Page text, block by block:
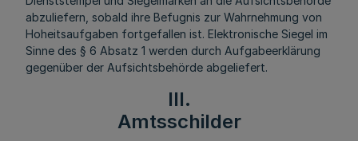
abzuliefern, sobald ihre Befugnis zur Wahrnehmung von
Hoheitsaufgaben fortgefallen ist. Elektronische Siegel im
Sinne des § 6 Absatz 1 werden durch Aufgabeerklärung
gegenüber der Aufsichtsbehörde abgeliefert.
III.
Amtsschilder